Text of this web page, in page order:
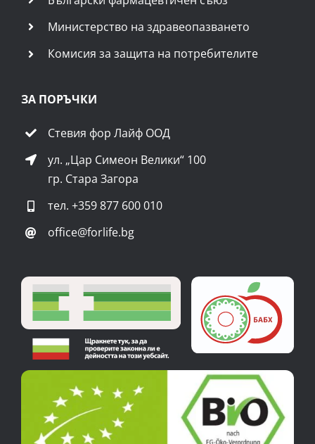
Министерство на здравеопазването
Комисия за защита на потребителите
ЗА ПОРЪЧКИ
Стевия фор Лайф ООД
ул. „Цар Симеон Велики“ 100
гр. Стара Загора
тел.+359 877 600 010
office@forlife.bg